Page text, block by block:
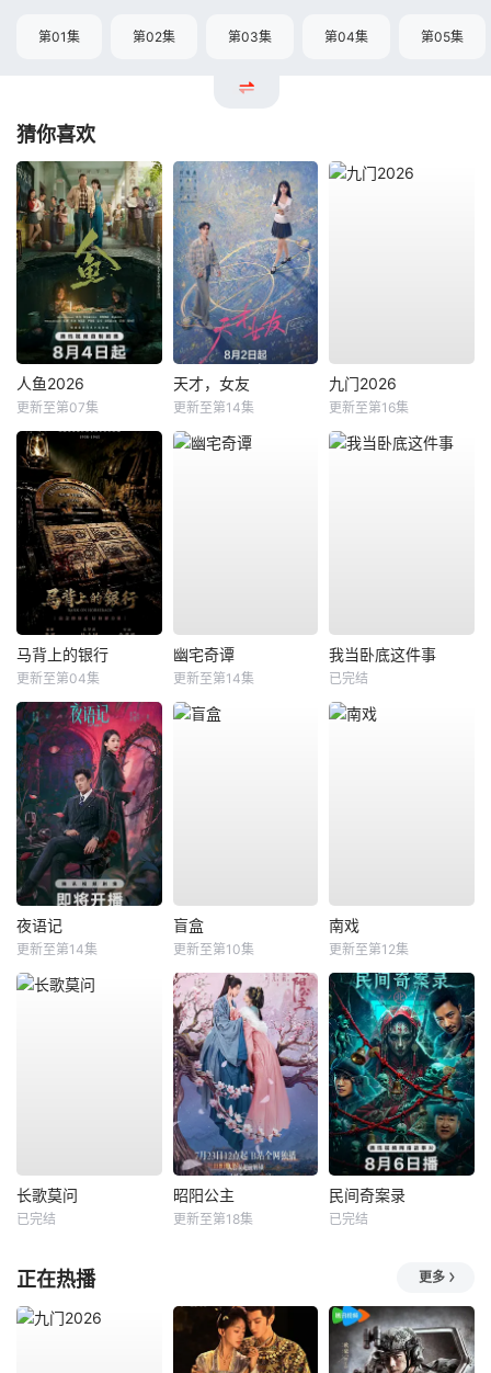
第01集 第02集 第03集 第04集 第05集
猜你喜欢
人鱼2026
更新至第07集
天才，女友
更新至第14集
九门2026
更新至第16集
马背上的银行
更新至第04集
幽宅奇谭
更新至第14集
我当卧底这件事
已完结
夜语记
更新至第14集
盲盒
更新至第10集
南戏
更新至第12集
长歌莫问
已完结
昭阳公主
更新至第18集
民间奇案录
已完结
正在热播 更多